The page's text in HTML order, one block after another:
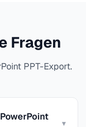
Fragen
PPT-Export.
▾